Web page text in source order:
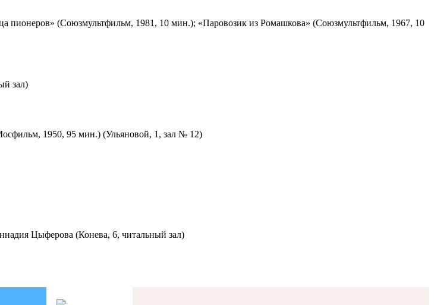
(Союзмультфильм, 1981, 10 мин.); «Паровозик из Ромашкова» (Союзмультфильм, 1967, 10
зал)
1950, 95 мин.) (Ульяновой, 1, зал № 12)
Цыферова (Конева, 6, читальный зал)